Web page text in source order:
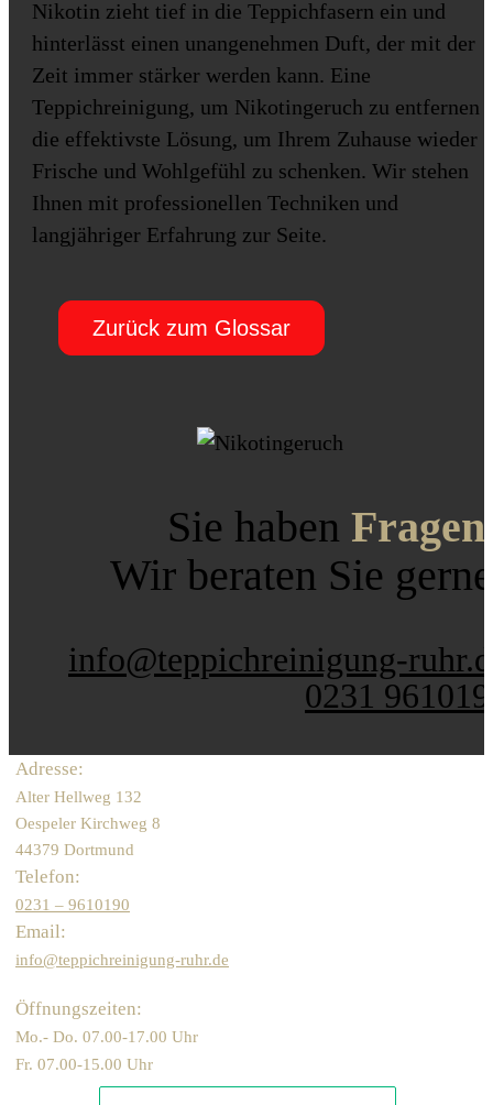
Nikotin zieht tief in die Teppichfasern ein und
hinterlässt einen unangenehmen Duft, der mit der
Zeit immer stärker werden kann. Eine
Teppichreinigung, um Nikotingeruch zu entfernen
die effektivste Lösung, um Ihrem Zuhause wieder
Frische und Wohlgefühl zu schenken. Wir stehen
Ihnen mit professionellen Techniken und
langjähriger Erfahrung zur Seite.
Zurück zum Glossar
Sie haben
Wir beraten Sie
info@teppichreinigung-
0231
Adresse:
Alter Hellweg 132
Oespeler Kirchweg 8
44379 Dortmund
Telefon:
0231 – 9610190
Email:
info@teppichreinigung-ruhr.de
Öffnungszeiten:
Mo.- Do. 07.00-17.00 Uhr
Fr. 07.00-15.00 Uhr